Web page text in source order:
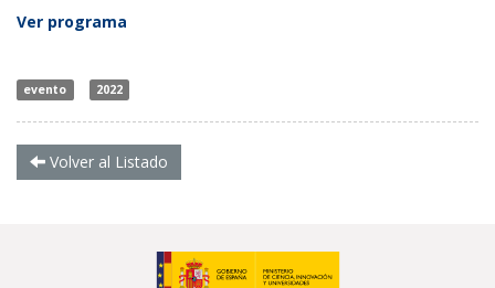
Ver programa
evento 2022
Volver al Listado